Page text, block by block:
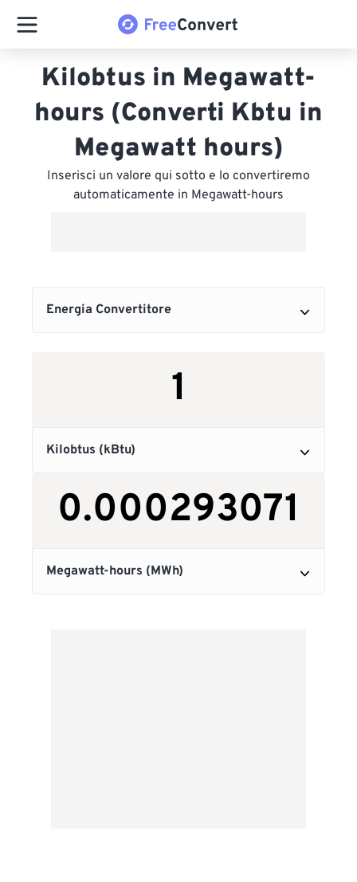
Kilobtus in Megawatt-
hours (Converti Kbtu in
Megawatt hours)
Inserisci un valore qui sotto e lo convertiremo
automaticamente in Megawatt-hours